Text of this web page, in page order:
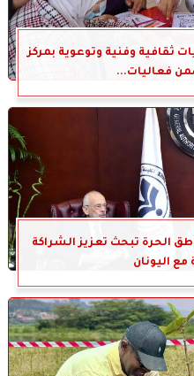
ثقافية وفنية وتوعوية بمركز
ضمن فعاليات...
الحرة تبحث تعزيز الشراكة
مع اليونان